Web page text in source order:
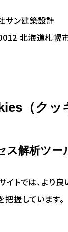
サン建築設計
北海道札
（クッ
ス解析ツー
イトでは、より
把握しています。